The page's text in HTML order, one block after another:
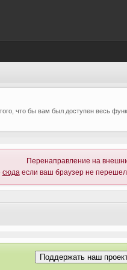
что бы вам был доступен весь
Перенаправление на
сюдаесли ваш браузер не перешел
Поддержать наш